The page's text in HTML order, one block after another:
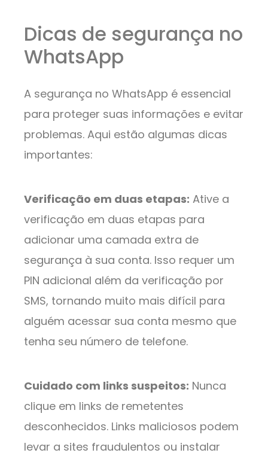
Dicas de segurança no
WhatsApp
A segurança no WhatsApp é essencial
para proteger suas informações e evitar
problemas. Aqui estão algumas dicas
importantes:
Verificação em duas etapas: Ative a
verificação em duas etapas para
adicionar uma camada extra de
segurança à sua conta. Isso requer um
PIN adicional além da verificação por
SMS, tornando muito mais difícil para
alguém acessar sua conta mesmo que
tenha seu número de telefone.
Cuidado com links suspeitos: Nunca
clique em links de remetentes
desconhecidos. Links maliciosos podem
levar a sites fraudulentos ou instalar